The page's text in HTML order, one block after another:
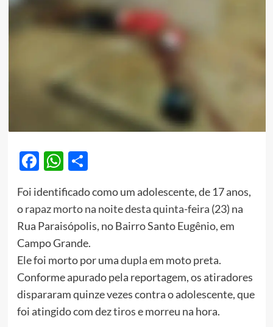
Facebook
WhatsApp
Share
Foi identificado como um adolescente, de 17 anos,
orapaz morto na noite desta quinta-feira (23) na
Rua Paraisópolis, no Bairro Santo Eugênio, em
Campo Grande.
Ele foi morto por umaduplaem moto preta.
Conforme apurado pela reportagem, os atiradores
dispararam quinze vezes contra o adolescente, que
foi atingido com deztirose morreu na hora.